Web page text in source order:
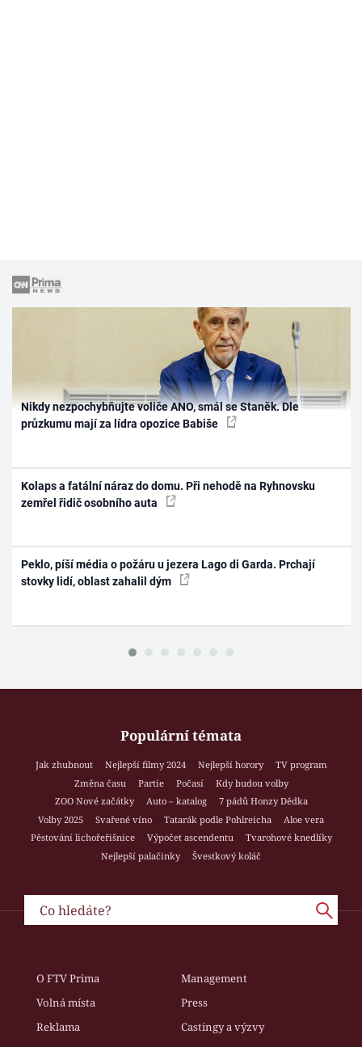
Nikdy nezpochybňujte voliče ANO, smál se Staněk. Dle
průzkumu mají za lídra opozice Babiše
Kolaps a fatální náraz do domu. Při nehodě na Ryhnovsku
zemřel řidič osobního auta
Peklo, píší média o požáru u jezera Lago di Garda. Prchají
stovky lidí, oblast zahalil dým
Populární témata
Jak zhubnout Nejlepší filmy 2024 Nejlepší horory
TV program
Změna času
Partie Počasí
Kdy budou volby
ZOO Nové začátky
Auto – katalog
7 pádů Honzy Dědka
Volby 2025
Svařené víno Tatarák podle Pohlreicha
Aloe vera
Pěstování lichořeřišnice
Výpočet ascendentu
Tvarohové knedlíky
Nejlepší palačinky
Švestkový koláč
O FTV Prima
Management
Volná místa
Press
Reklama
Castingy a výzvy